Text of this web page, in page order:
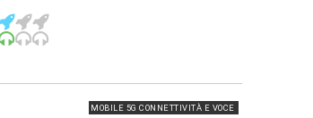
MOBILE 5G CONNETTIVITÀ E VOCE